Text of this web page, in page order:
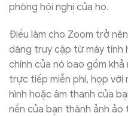
phòng hội nghị của họ.
Điều làm cho Zoom trở
dàng truy cập từ máy tính
chính của nó bao gồm
trực tiếp miễn phí, họp với
hình hoặc âm thanh của
nền của bạn thành ảnh ảo